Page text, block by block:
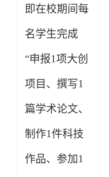
即在校期间每
名学生完成
“申报1项大创
项目、撰写1
篇学术论文、
制作1件科技
作品、参加1